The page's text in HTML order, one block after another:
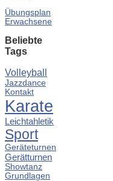
Übungsplan
Erwachsene
Beliebte
Tags
Volleyball
Jazzdance
Kontakt
Karate
Leichtahletik
Sport
Geräteturnen
Gerätturnen
Showtanz
Grundlagen